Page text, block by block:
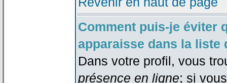
Comment puis-je éviter
apparaisse dans la liste
Dans votre profil, vous
présence en ligne; si